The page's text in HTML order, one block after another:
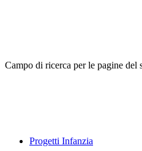
Campo di ricerca per le pagine del
Progetti Infanzia